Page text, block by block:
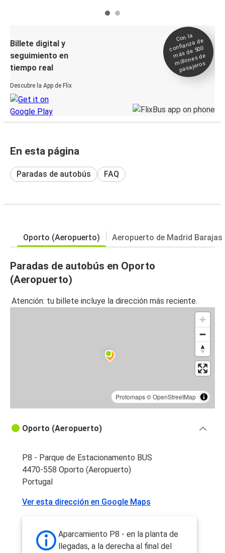
Billete digital y
seguimiento en
tiempo real
Descubre la App de Flix
Con la
confianza de
más de 500
millones de
pasajeros
En esta página
Paradas de autobús FAQ
Oporto (Aeropuerto) Aeropuerto de Madrid Barajas
Paradas de autobús en Oporto
(Aeropuerto)
Atención: tu billete incluye la dirección más reciente.
Protomaps©OpenStreetMap
Oporto (Aeropuerto)
P8 - Parque de Estacionamento BUS
4470-558 Oporto (Aeropuerto)
Portugal
Ver esta dirección en Google Maps
Aparcamiento P8 - en la planta de
llegadas, a la derecha al final del